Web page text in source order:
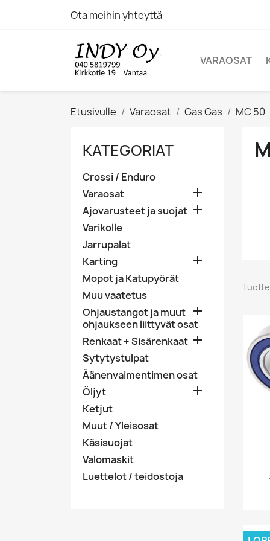
Ota meihin yhteyttä
VARAOSAT
Etusivulle Varaosat Gas Gas MC 50
KATEGORIAT
Crossi / Enduro
Varaosat

Ajovarusteet ja suojat 
Varikolle
Jarrupalat
Karting

Mopot ja Katupyörät
Muu vaatetus
Ohjaustangot ja muut
ohjaukseen liittyvät osat

Renkaat + Sisärenkaat 
Sytytystulpat
Äänenvaimentimen osat
Öljyt

Ketjut
Muut / Yleisosat
Käsisuojat
Valomaskit
Luettelot / teidostoja